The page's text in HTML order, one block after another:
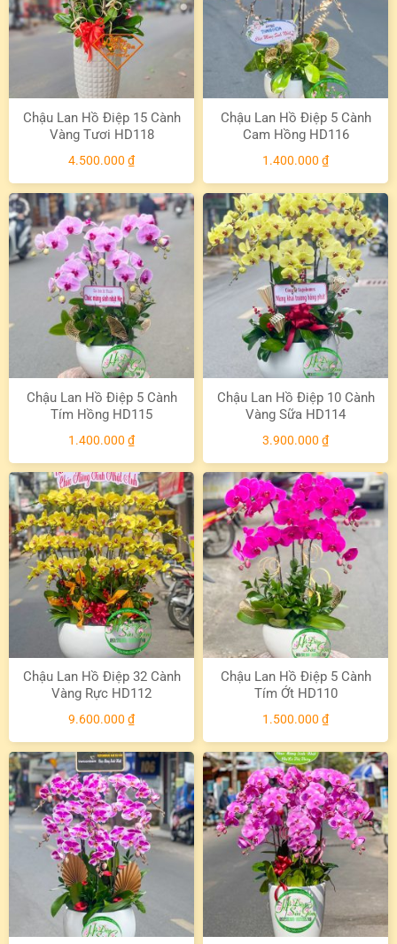
Chậu Lan Hồ Điệp 15 Cành
Vàng Tươi HD118
4.500.000 ₫
Chậu Lan Hồ Điệp 5 Cành
Cam Hồng HD116
1.400.000 ₫
Chậu Lan Hồ Điệp 5 Cành
Tím Hồng HD115
1.400.000 ₫
Chậu Lan Hồ Điệp 10 Cành
Vàng Sữa HD114
3.900.000 ₫
Chậu Lan Hồ Điệp 32 Cành
Vàng Rực HD112
9.600.000 ₫
Chậu Lan Hồ Điệp 5 Cành
Tím Ớt HD110
1.500.000 ₫